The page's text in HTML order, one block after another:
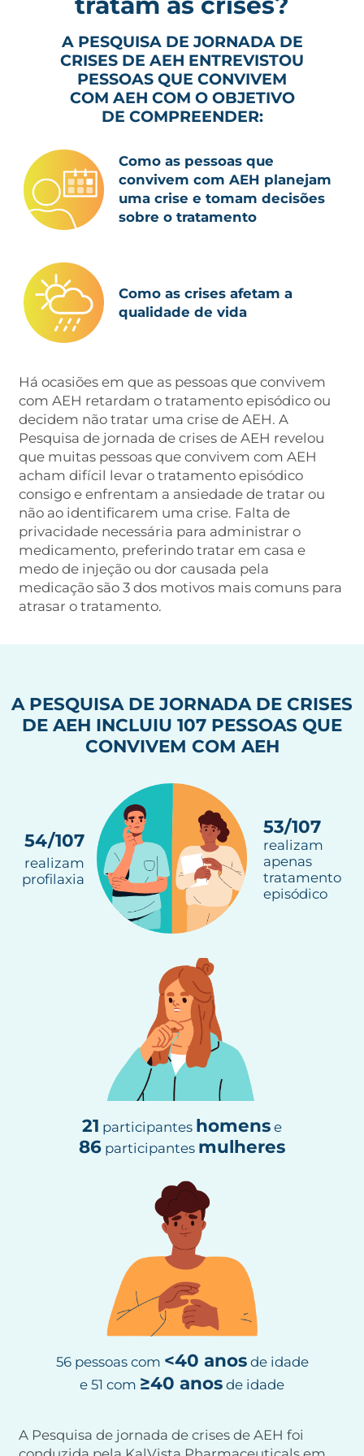
A PESQUISA DE JORNADA DE
CRISES DE AEH ENTREVISTOU
PESSOAS QUE CONVIVEM
COM AEH COM O OBJETIVO
DE COMPREENDER:
Como as pessoas que
convivem com AEH planejam
uma crise e tomam decisões
sobre o tratamento
Como as crises afetam a
qualidade de vida
Há ocasiões em que as pessoas que convivem
com AEH retardam o tratamento episódico ou
decidem não tratar uma crise de AEH. A
Pesquisa de jornada de crises de AEH revelou
que muitas pessoas que convivem com AEH
acham difícil levar o tratamento episódico
consigo e enfrentam a ansiedade de tratar ou
não ao identificarem uma crise. Falta de
privacidade necessária para administrar o
medicamento, preferindo tratar em casa e
medo de injeção ou dor causada pela
medicação são 3 dos motivos mais comuns para
atrasar o tratamento.
A PESQUISA DE JORNADA DE CRISES
DE AEH INCLUIU 107 PESSOAS QUE
CONVIVEM COM AEH
54/107
realizam
profilaxia
53/107
realizam
apenas
tratamento
episódico
21 participantes homens e
86 participantes mulheres
56 pessoas com <40 anosde idade
e 51 com ≥40 anos de idade
A Pesquisa de jornada de crises de AEH foi